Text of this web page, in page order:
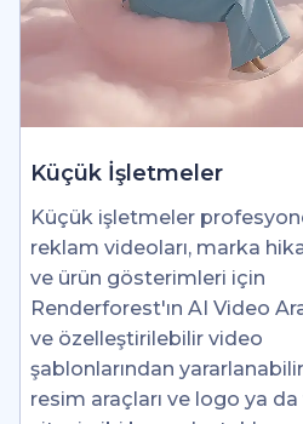
Küçük İşletmeler
Küçük işletmeler
reklam videoları, marka
ve ürün gösterimleri için
Renderforest'ın AI Video
ve özelleştirilebilir video
şablonlarından
resim araçları ve logo ya